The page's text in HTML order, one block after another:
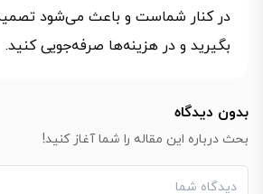
در کنار شماست و باعث می‌شود
بگیرید و در هزینه‌ها صرفه‌جویی کنید.
بدون دیدگاه
بحث درباره این مقاله را شما آغاز کنید!